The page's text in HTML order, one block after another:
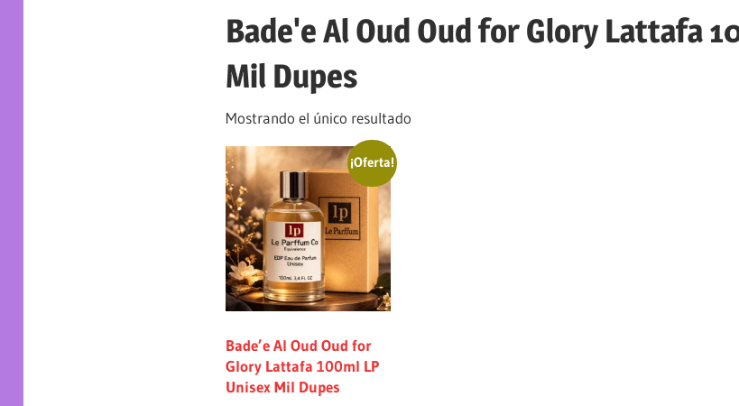
Bade'e Al Oud Oud for Glory Lattafa
Mil Dupes
Mostrando el único resultado
¡Oferta!
Bade’e Al Oud Oud for
Glory Lattafa 100ml LP
Unisex Mil Dupes